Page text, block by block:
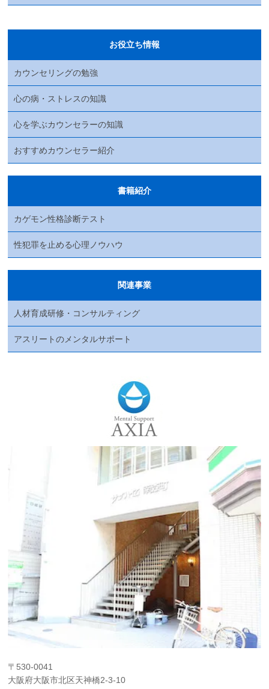
お役立ち情報
カウンセリングの勉強
心の病・ストレスの知識
心を学ぶカウンセラーの知識
おすすめカウンセラー紹介
書籍紹介
カゲモン性格診断テスト
性犯罪を止める心理ノウハウ
関連事業
人材育成研修・コンサルティング
アスリートのメンタルサポート
〒530-0041
大阪府大阪市北区天神橋2-3-10